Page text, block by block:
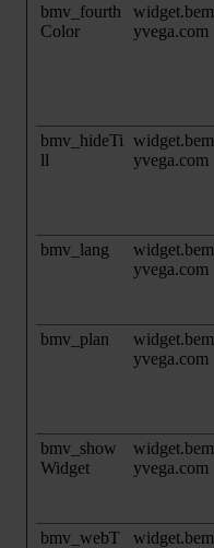
bmv_fourth
Color
widget.bem
yvega.com
bmv_hideTi
ll
widget.bem
yvega.com
bmv_lang
widget.bem
yvega.com
bmv_plan
widget.bem
yvega.com
bmv_show
Widget
widget.bem
yvega.com
bmv_webT
widget.bem